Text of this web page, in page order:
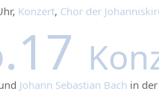
Konzert, Chor der
Johann Sebastian Bach in